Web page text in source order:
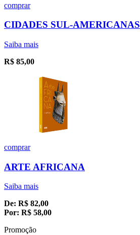
comprar
CIDADES SUL-AMERICANAS
Saiba mais
R$ 85,00
comprar
ARTE AFRICANA
Saiba mais
De: R$ 82,00
Por: R$ 58,00
Promoção